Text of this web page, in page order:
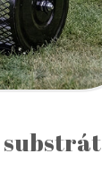
substrát